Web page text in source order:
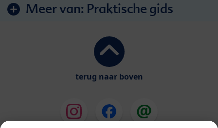
Meer van: Praktische gids
terug naar boven